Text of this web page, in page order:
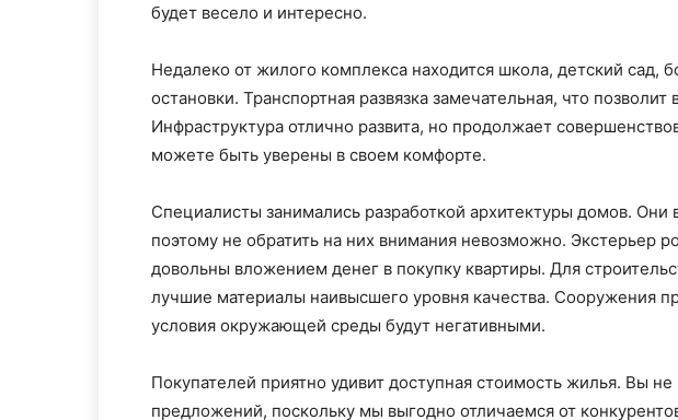
будет весело и интересно.
Недалеко от жилого комплекса находится школа, детский сад,
остановки. Транспортная развязка замечательная, что позволит
Инфраструктура отлично развита, но продолжает
можете быть уверены в своем комфорте.
Специалисты занимались разработкой архитектуры домов. Они
поэтому не обратить на них внимания невозможно. Экстерьер
довольны вложением денег в покупку квартиры. Для
лучшие материалы наивысшего уровня качества. Сооружения
условия окружающей среды будут негативными.
Покупателей приятно удивит доступная стоимость жилья. Вы
предложений, поскольку мы выгодно отличаемся от